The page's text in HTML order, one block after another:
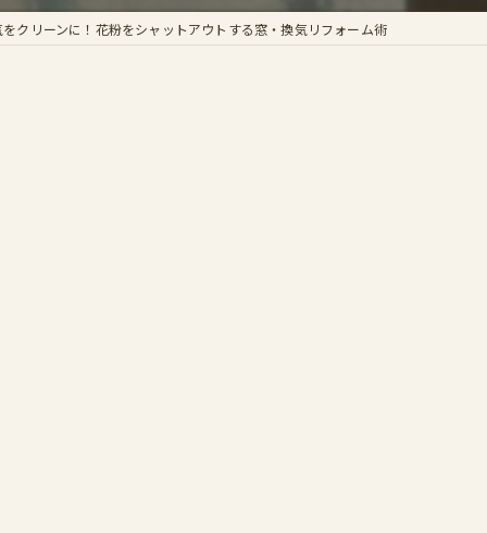
クリーンに！花粉をシャットアウトする窓・換気リフォーム術